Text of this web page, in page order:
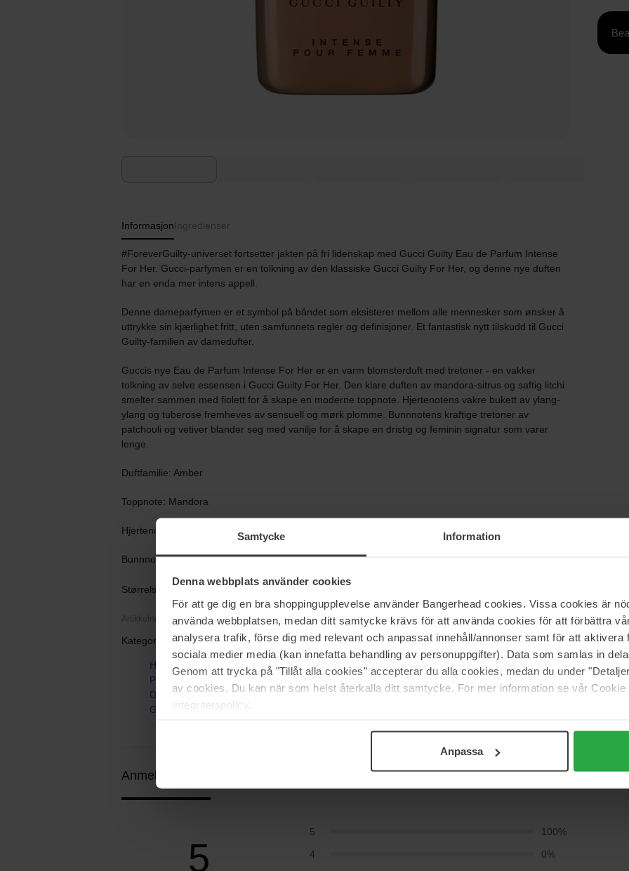
Samtycke Information
Denna webbplats använder cookies
För att ge dig en bra shoppingupplevelse använder Bangerhead cookies. Vissa cookies är
använda webbplatsen, medan ditt samtycke krävs för att använda cookies för att förbättra
analysera trafik, förse dig med relevant och anpassat innehåll/annonser samt för att aktivera
sociala medier media (kan innefatta behandling av personuppgifter). Data som samlas in
Genom att trycka på "Tillåt alla cookies" accepterar du alla cookies, medan du under
av cookies. Du kan när som helst återkalla ditt samtycke. För mer information se vår
Integritetspolicy.
Anpassa
Informasjon Ingredienser
#ForeverGuilty-universet fortsetter jakten på fri lidenskap med Gucci Guilty Eau de Parfum Intense
For Her. Gucci-parfymen er en tolkning av den klassiske Gucci Guilty For Her, og denne nye duften
har en enda mer intens appell.
Denne dameparfymen er et symbol på båndet som eksisterer mellom alle mennesker som ønsker å
uttrykke sin kjærlighet fritt, uten samfunnets regler og definisjoner. Et fantastisk nytt tilskudd til Gucci
Guilty-familien av damedufter.
Guccis nye Eau de Parfum Intense For Her er en varm blomsterduft med tretoner - en vakker
tolkning av selve essensen i Gucci Guilty For Her. Den klare duften av mandora-sitrus og saftig litchi
smelter sammen med fiolett for å skape en moderne toppnote. Hjertenotens vakre bukett av ylang-
ylang og tuberose fremheves av sensuell og mørk plomme. Bunnnotens kraftige tretoner av
patchouli og vetiver blander seg med vanilje for å skape en dristig og feminin signatur som varer
lenge.
Duftfamilie: Amber
Toppnote: Mandora
Hjertenote: Ylang Ylang
Bunnnote: Patchoul
Størrelse: 30 ml
Artikkelnummer: 102429
Kategorier:
Hjem
Parfyme
Dameparfyme
Guilty Pour Femme Intense
Anmeldelser (3)
5
5
100%
4
0%